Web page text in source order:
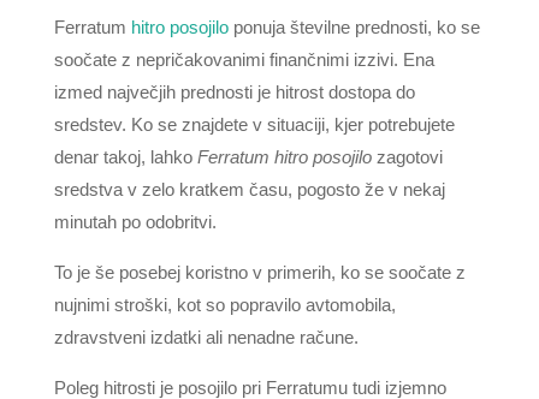
Ferratum hitro posojiloponuja številne prednosti, ko se
soočate z nepričakovanimi finančnimi izzivi. Ena
izmed največjih prednosti je hitrost dostopa do
sredstev. Ko se znajdete v situaciji, kjer potrebujete
denar takoj, lahko Ferratum hitro posojilozagotovi
sredstva v zelo kratkem času, pogosto že v nekaj
minutah po odobritvi.
To je še posebej koristno v primerih, ko se soočate z
nujnimi stroški, kot so popravilo avtomobila,
zdravstveni izdatki ali nenadne račune.
Poleg hitrosti je posojilo pri Ferratumu tudi izjemno